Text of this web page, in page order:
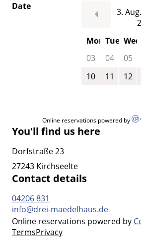
Date
3.
Mon Tue Wed
03
04 05
10
11 12
Online reservations powered by
You'll find us here
Dorfstraße 23
27243 Kirchseelte
Contact details
04206 831
info@drei-maedelhaus.de
Online reservations powered by
TermsPrivacy